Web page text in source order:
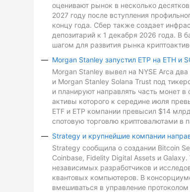
оценивают рынок в несколько
2027 году после вступления
концу года. Сбер также создает
депозитарий к 1 декабря 2026 года. В
шагом для развития рынка
Morgan Stanley запустил ETP на ETH и
Morgan Stanley вывел на NYSE Arca
и Morgan Stanley Solana Trust под
и планируют направлять часть монет
активы которого к середине июля
ETF и ETP компании превысил $14
спотовую торговлю криптовалютами в
Strategy и крупнейшие компании
Strategy сообщила о создании Bitcoin
Coinbase, Fidelity Digital Assets и
независимых разработчиков и
квантовых компьютеров. В
вмешиваться в управление